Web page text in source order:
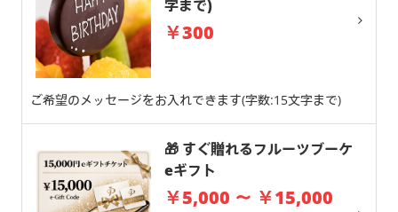
字まで)
￥300
ご希望のメッセージをお入れできます(字数:15文字まで)
🎁 すぐ贈れるフルーツブーケ
eギフト
￥5,000 ～ ￥15,000